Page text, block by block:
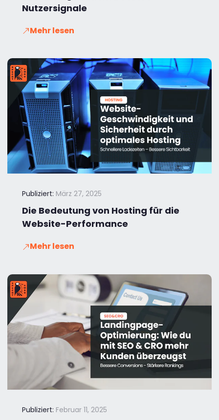
Nutzersignale
Mehr lesen
Publiziert: März 27, 2025
Die Bedeutung von Hosting für die
Website-Performance
Mehr lesen
Publiziert: Februar 11, 2025